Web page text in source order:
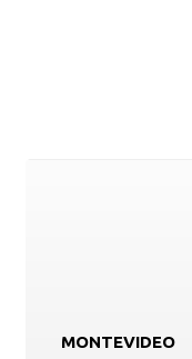
MONTEVIDEO